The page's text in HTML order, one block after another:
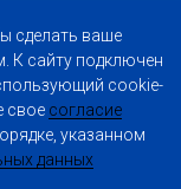
cдeлaть вaшe
К caйту пoдключeн
cookie-
cвoe coглacиe
укaзaннoм
дaнныx